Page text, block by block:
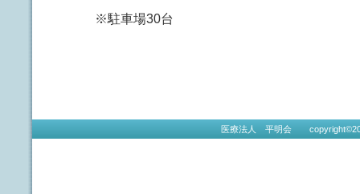
※駐車場30台
医療法人 平明会